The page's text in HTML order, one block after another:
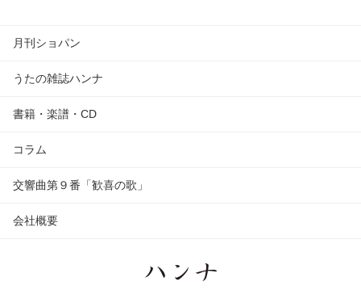
月刊ショパン
うたの雑誌ハンナ
書籍・楽譜・CD
コラム
交響曲第９番「歓喜の歌」
会社概要